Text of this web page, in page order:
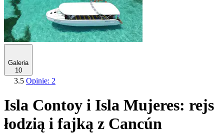
Galeria
10
3.5 Opinie: 2
Isla Contoy i Isla Mujeres: rejs
łodzią i fajką z Cancún